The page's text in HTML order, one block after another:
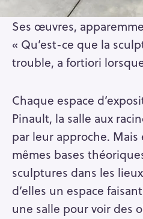
Ses œuvres,
« Qu’est-ce que la
trouble, a fortiori
Chaque espace
Pinault, la salle aux
par leur approche.
mêmes bases
sculptures dans les
d’elles un espace
une salle pour voir des